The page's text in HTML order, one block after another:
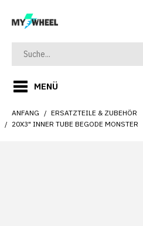
MENÜ
ANFANG
ERSATZTEILE & ZUBEHÖR
20X3" INNER TUBE BEGODE MONSTER